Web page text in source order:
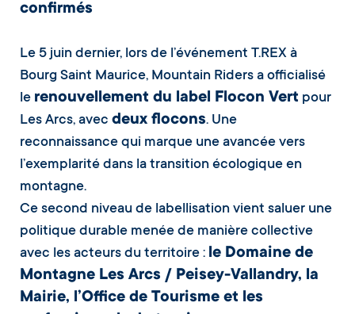
confirmés
Le 5 juin dernier, lors de l’événement T.REX à
Bourg Saint Maurice, Mountain Riders a officialisé
le renouvellement du label Flocon Vert pour
Les Arcs, avec deux flocons. Une
reconnaissance qui marque une avancée vers
l’exemplarité dans la transition écologique en
montagne.
Ce second niveau de labellisation vient saluer une
politique durable menée de manière collective
avec les acteurs du territoire : le Domaine de
Montagne Les Arcs / Peisey-Vallandry, la
Mairie, l’Office de Tourisme et les